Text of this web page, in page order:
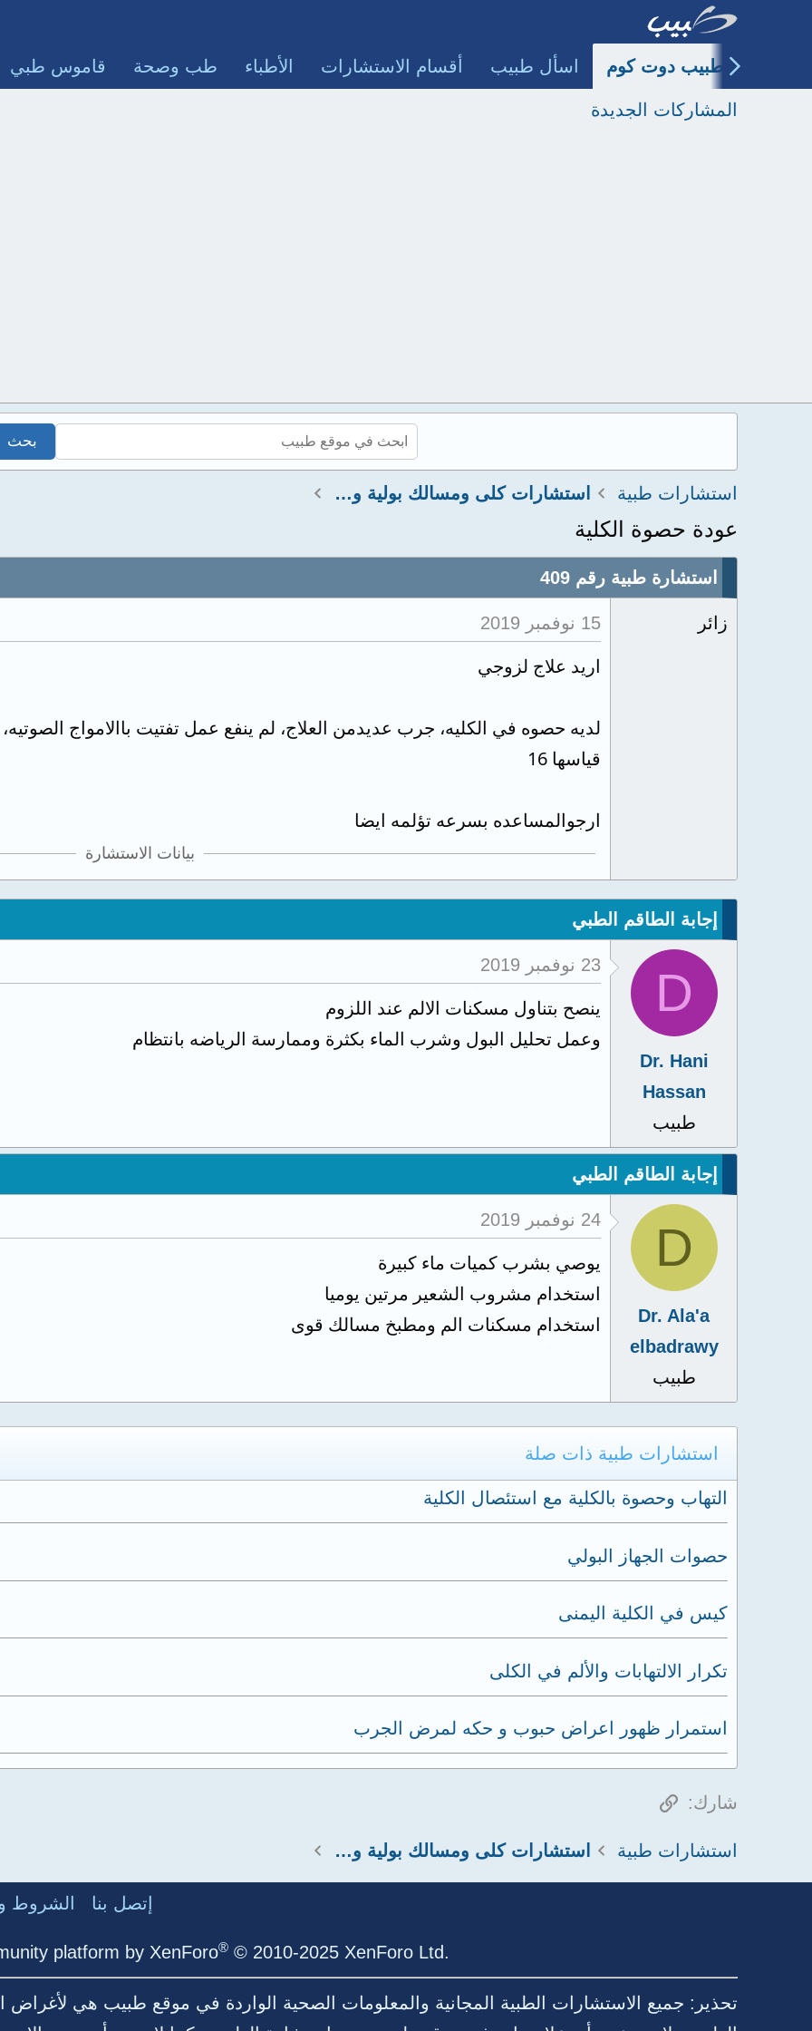
طبيب دوت كوم اسأل طبيب أقسام الاستشارات الأطباء طب وصحة قاموس طبي
المشاركات الجديدة
استشارات طبية استشارات كلى ومسالك بولية وتناسلية
عودة حصوة الكلية
استشارة طبية رقم 409
زائر 15 نوفمبر 2019
اريد علاج لزوجي
لديه حصوه في الكليه، جرب عديدمن العلاج، لم ينفع عمل تفتيت باالامواج
قياسها 16
ارجوالمساعده بسرعه تؤلمه ايضا
بيانات الاستشارة
إجابة الطاقم الطبي
D
Dr. Hani
Hassan
طبيب
23 نوفمبر 2019
ينصح بتناول مسكنات الالم عند اللزوم
وعمل تحليل البول وشرب الماء بكثرة وممارسة الرياضه بانتظام
إجابة الطاقم الطبي
D
Dr. Ala'a
elbadrawy
طبيب
24 نوفمبر 2019
يوصي بشرب كميات ماء كبيرة
استخدام مشروب الشعير مرتين يوميا
استخدام مسكنات الم ومطبخ مسالك قوى
استشارات طبية ذات صلة
التهاب وحصوة بالكلية مع استئصال الكلية
حصوات الجهاز البولي
كيس في الكلية اليمنى
تكرار الالتهابات والألم في الكلى
استمرار ظهور اعراض حبوب و حكه لمرض الجرب
شارك: الرابط
استشارات طبية استشارات كلى ومسالك بولية وتناسلية
إتصل بنا الشروط
platform by XenForo® © 2010-2025 XenForo Ltd.
تحذير: جميع الاستشارات الطبية المجانية والمعلومات الصحية الواردة في موقع طبيب هي لأغراض